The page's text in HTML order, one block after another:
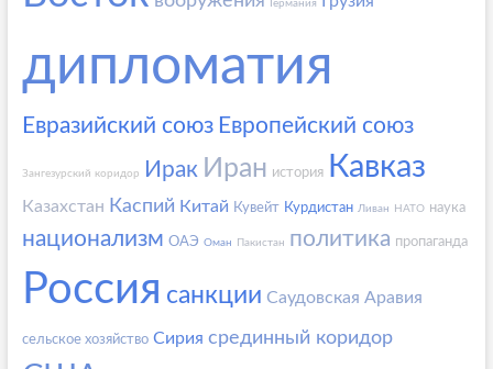
Германия
дипломатия
Евразийский союз Европейский союз
Зангезурский коридор Ирак Иран история Кавказ
Казахстан Каспий Китай Кувейт Курдистан Ливан НАТО наука
национализм ОАЭ Оман Пакистан политика пропаганда
Россия санкции Саудовская Аравия
сельское хозяйство Сирия срединный коридор